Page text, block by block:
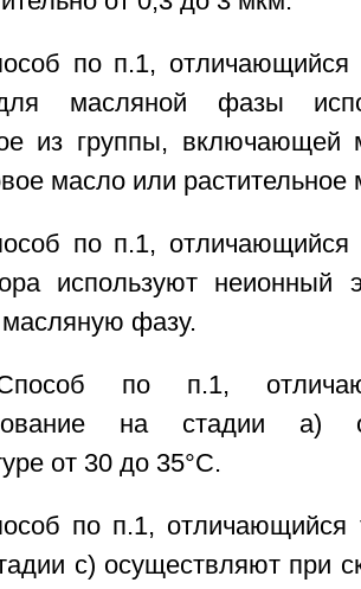
по п.1, отличающийся
масляной фазы
из группы, включающей
масло или растительное
по п.1, отличающийся
используют неионный
фазу.
по п.1,
на стадии а)
от 30 до 35°С.
по п.1, отличающийся
с) осуществляют при